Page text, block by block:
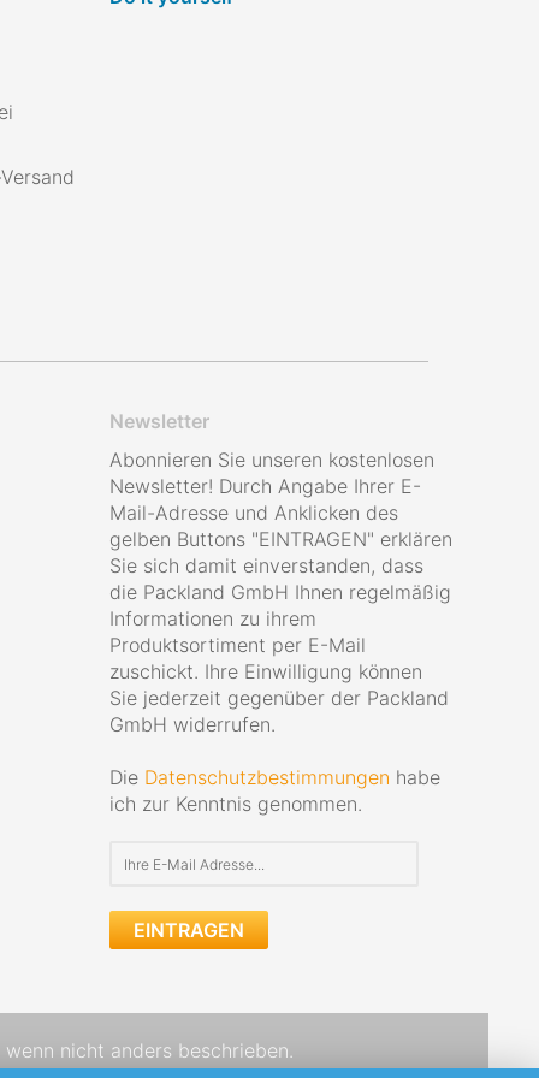
Newsletter
Abonnieren Sie unseren kostenlosen
Newsletter! Durch Angabe Ihrer E-
Mail-Adresse und Anklicken des
gelben Buttons "EINTRAGEN" erklären
Sie sich damit einverstanden, dass
die Packland GmbH Ihnen regelmäßig
Informationen zu ihrem
Produktsortiment per E-Mail
zuschickt. Ihre Einwilligung können
Sie jederzeit gegenüber der Packland
GmbH widerrufen.
Die Datenschutzbestimmungen habe
ich zur Kenntnis genommen.
EINTRAGEN
nicht anders beschrieben.